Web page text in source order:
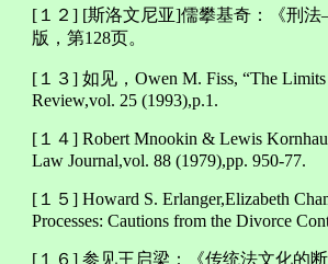
[１２] [斯洛文尼亚]儒攀基奇：《刑
版，第128页。
[１３] 如见，Owen M. Fiss, “The
Review,vol. 25 (1993),p.1.
[１４] Robert Mnookin & Lewis
Law Journal,vol. 88 (1979),pp. 950-77.
[１５] Howard S. Erlanger,Elizabeth
Processes: Cautions from the Divorce
[１６] 参见王启梁：《传统法文化的